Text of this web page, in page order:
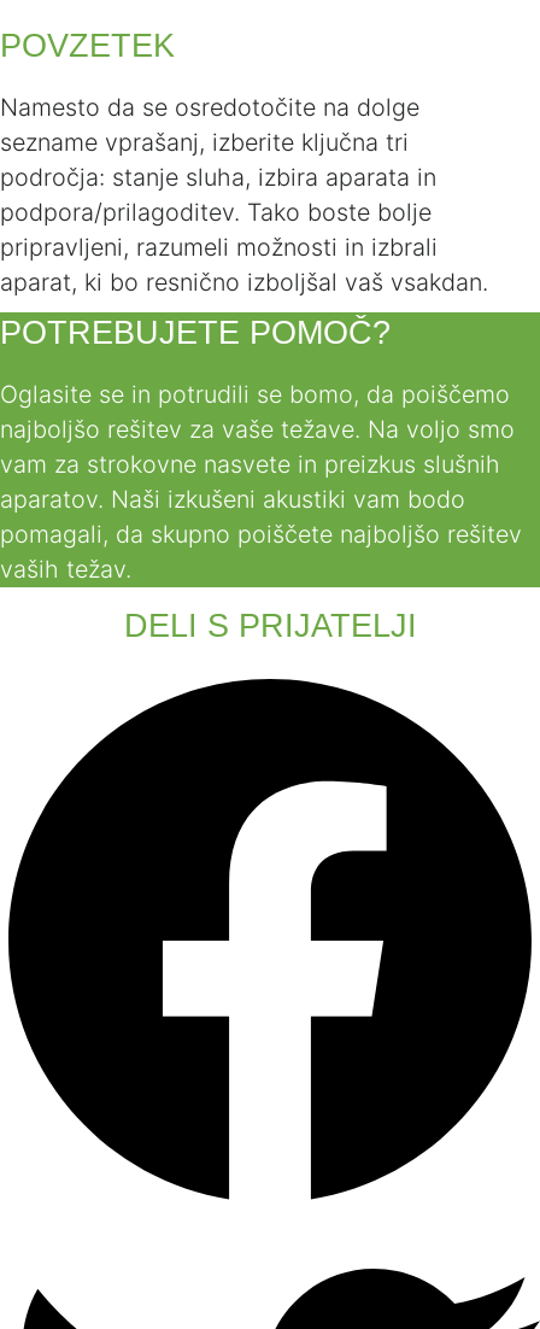
POVZETEK
Namesto da se osredotočite na dolge
sezname vprašanj, izberite ključna tri
področja: stanje sluha, izbira aparata in
podpora/prilagoditev. Tako boste bolje
pripravljeni, razumeli možnosti in izbrali
aparat, ki bo resnično izboljšal vaš vsakdan.
POTREBUJETE POMOČ?
Oglasite se in potrudili se bomo, da poiščemo
najboljšo rešitev za vaše težave. Na voljo smo
vam za strokovne nasvete in preizkus slušnih
aparatov. Naši izkušeni akustiki vam bodo
pomagali, da skupno poiščete najboljšo rešitev
vaših težav.
DELI S PRIJATELJI